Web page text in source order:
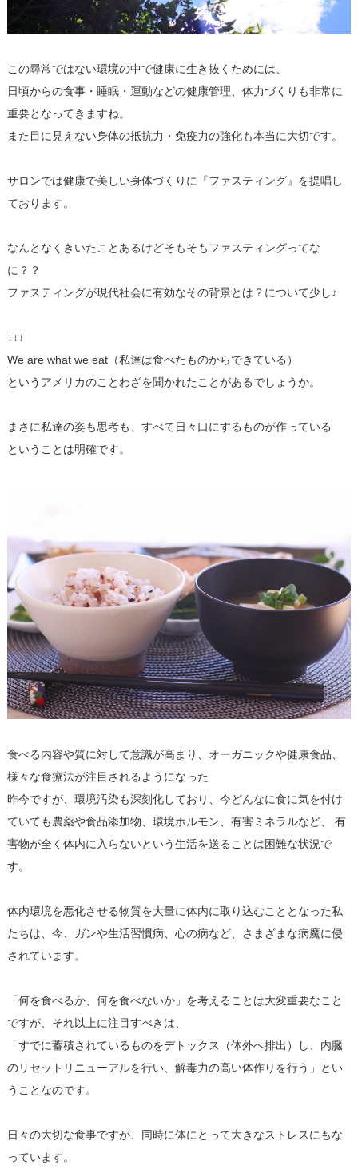
この尋常ではない環境の中で健康に生き抜くためには、
日頃からの食事・睡眠・運動などの健康管理、体力づくりも非常に
重要となってきますね。
また目に見えない身体の抵抗力・免疫力の強化も本当に大切です。
サロンでは健康で美しい身体づくりに『ファスティング』を提唱し
ております。
なんとなくきいたことあるけどそもそもファスティングってな
に？？
ファスティングが現代社会に有効なその背景とは？について少し♪
↓↓↓
We are what we eat（私達は食べたものからできている）
というアメリカのことわざを聞かれたことがあるでしょうか。
まさに私達の姿も思考も、すべて日々口にするものが作っている
ということは明確です。
食べる内容や質に対して意識が高まり、オーガニックや健康食品、
様々な食療法が注目されるようになった
昨今ですが、環境汚染も深刻化しており、今どんなに食に気を付け
ていても農薬や食品添加物、環境ホルモン、有害ミネラルなど、 有
害物が全く体内に入らないという生活を送ることは困難な状況で
す。
体内環境を悪化させる物質を大量に体内に取り込むこととなった私
たちは、今、ガンや生活習慣病、心の病など、さまざまな病魔に侵
されています。
「何を食べるか、何を食べないか」を考えることは大変重要なこと
ですが、それ以上に注目すべきは、
「すでに蓄積されているものをデトックス（体外へ排出）し、内臓
のリセットリニューアルを行い、解毒力の高い体作りを行う」とい
うことなのです。
日々の大切な食事ですが、同時に体にとって大きなストレスにもな
っています。